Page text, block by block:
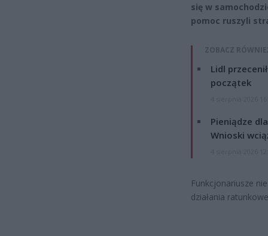
się w
pomoc ruszyli
ZOBACZ
Lidl
początek
Pieniądze
Wnioski
Funkcjonariusze
działania